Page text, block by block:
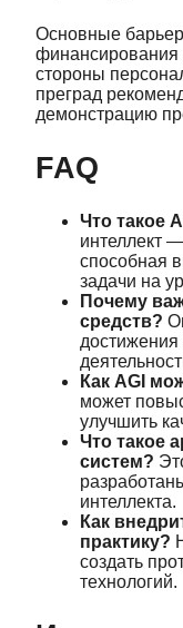
Основные
финансирования
стороны
преград
демонстрацию
FAQ
Что такое
интеллект
способная
задачи на
Почему
средств?
Как AGI
может
улучшить
Что такое
систем?
интеллекта.
Как
практику?
создать
технологий.